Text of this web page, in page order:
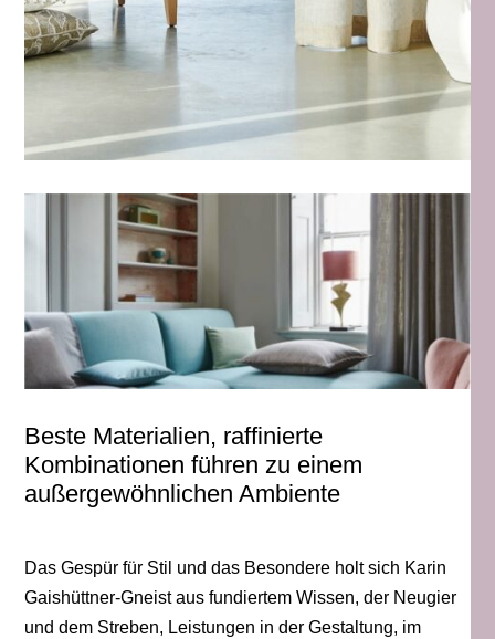
Beste Materialien, raffinierte
Kombinationen führen zu einem
außergewöhnlichen Ambiente
Das Gespür für Stil und das Besondere holt sich Karin
Gaishüttner-Gneist aus fundiertem Wissen, der Neugier
und dem Streben, Leistungen in der Gestaltung, im